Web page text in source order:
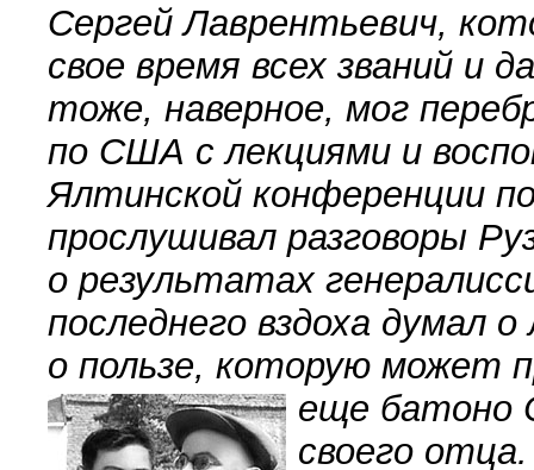
Сергей Лаврентьевич,
свое время всех званий и
тоже, наверное, мог
по США с лекциями и
Ялтинской конференции
прослушивал разговоры
о результатах
последнего вздоха думал
о пользе, которую может
еще батоно
своего